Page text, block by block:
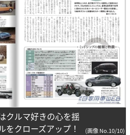
クルマ好きの心を揺
をクローズアップ！
(画像 No.10/10)